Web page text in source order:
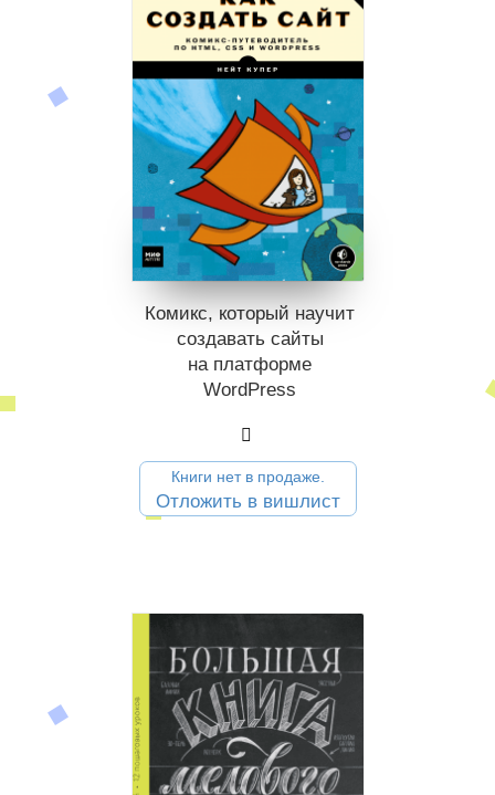
Комикс, который научит
создавать сайты
на платформе
WordPress
Книги нет в продаже.
Отложить в вишлист